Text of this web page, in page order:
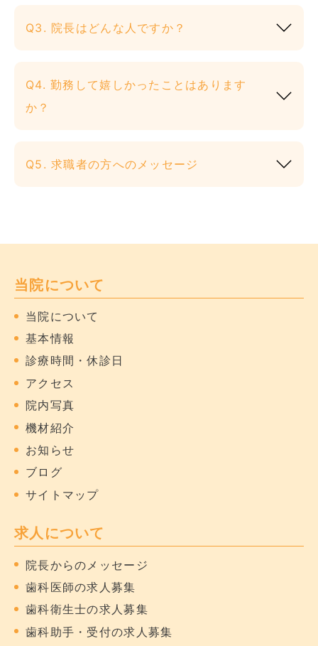
Q3. 院長はどんな人ですか？
Q4. 勤務して嬉しかったことはあります
か？
Q5. 求職者の方へのメッセージ
当院について
当院について
基本情報
診療時間・休診日
アクセス
院内写真
機材紹介
お知らせ
ブログ
サイトマップ
求人について
院長からのメッセージ
歯科医師の求人募集
歯科衛生士の求人募集
歯科助手・受付の求人募集